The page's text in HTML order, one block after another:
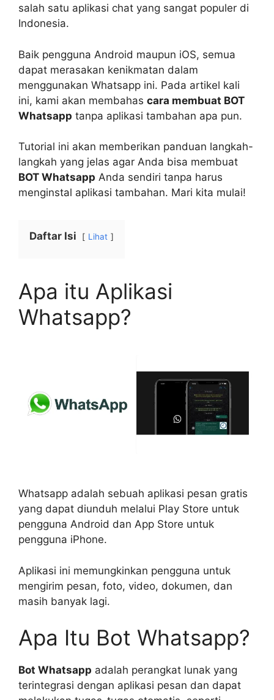
salah satu aplikasi chat yang sangat populer di
Indonesia.
Baik pengguna Android maupun iOS, semua
dapat merasakan kenikmatan dalam
menggunakan Whatsapp ini. Pada artikel kali
ini, kami akan membahas cara membuat BOT
Whatsapp tanpa aplikasi tambahan apa pun.
Tutorial ini akan memberikan panduan langkah-
langkah yang jelas agar Anda bisa membuat
BOT Whatsapp Anda sendiri tanpa harus
menginstal aplikasi tambahan. Mari kita mulai!
Daftar Isi Lihat
Apa itu Aplikasi
Whatsapp?
Whatsapp adalah sebuah aplikasi pesan gratis
yang dapat diunduh melalui Play Store untuk
pengguna Android dan App Store untuk
pengguna iPhone.
Aplikasi ini memungkinkan pengguna untuk
mengirim pesan, foto, video, dokumen, dan
masih banyak lagi.
Apa Itu Bot Whatsapp?
Bot Whatsapp adalah perangkat lunak yang
terintegrasi dengan aplikasi pesan dan dapat